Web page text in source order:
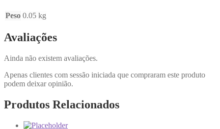
Peso 0.05 kg
Avaliações
Ainda não existem avaliações.
Apenas clientes com sessão iniciada que compraram este produto
podem deixar opinião.
Produtos Relacionados